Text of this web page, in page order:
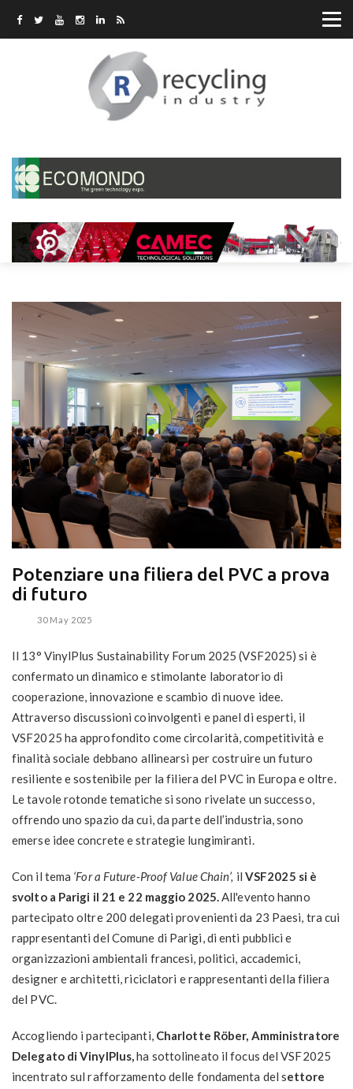
Potenziare una filiera del PVC a prova
di futuro
30 May 2025
Il 13° VinylPlus Sustainability Forum 2025 (VSF2025) si è
confermato un dinamico e stimolante laboratorio di
cooperazione, innovazione e scambio di nuove idee.
Attraverso discussioni coinvolgenti e panel di esperti, il
VSF2025 ha approfondito come circolarità, competitività e
finalità sociale debbano allinearsi per costruire un futuro
resiliente e sostenibile per la filiera del PVC in Europa e oltre.
Le tavole rotonde tematiche si sono rivelate un successo,
offrendo uno spazio da cui, da parte dell’industria, sono
emerse idee concrete e strategie lungimiranti.
Con il tema ‘For a Future-Proof Value Chain’, il VSF2025 si è
svolto a Parigi il 21 e 22 maggio 2025.All'evento hanno
partecipato oltre 200 delegati provenienti da 23 Paesi, tra cui
rappresentanti del Comune di Parigi, di enti pubblici e
organizzazioni ambientali francesi, politici, accademici,
designer e architetti, riciclatori e rappresentanti della filiera
del PVC.
Accogliendo i partecipanti,Charlotte Röber, Amministratore
Delegato di VinylPlus,ha sottolineato il focus del VSF2025
incentrato sul rafforzamento delle fondamenta del settore